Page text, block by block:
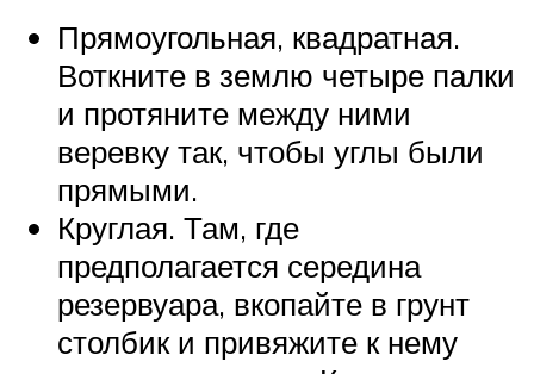
Прямоугольная, квадратная.
Воткните в землю четыре палки
и протяните между ними
веревку так, чтобы углы были
прямыми.
Круглая. Там, где
предполагается середина
резервуара, вкопайте в грунт
столбик и привяжите к нему